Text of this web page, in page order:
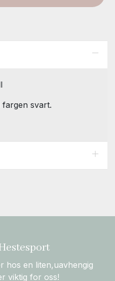
svart.
hos en liten,uavhengig
viktig for oss!